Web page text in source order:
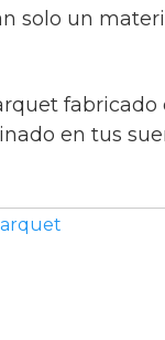
solo un
fabricado
en tus